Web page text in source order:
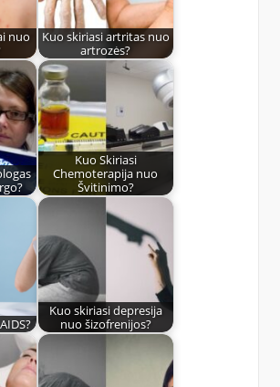
nuo
Kuo skiriasi artritas nuo
artrozės?
Kuo Skiriasi
Chemoterapija nuo
Švitinimo?
Kuo skiriasi depresija
nuo šizofrenijos?